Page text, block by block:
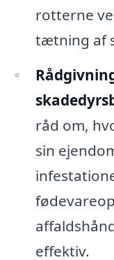
rotterne
tætning af
råd om,
sin
effektiv.